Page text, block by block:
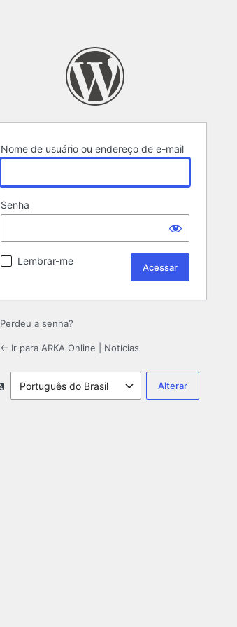
Nome de usuário ou endereço de e-mail
Senha
Lembrar-me
Perdeu a senha?
← Ir para ARKA Online | Notícias
Idioma